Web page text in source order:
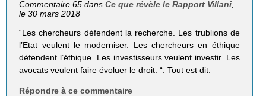
Commentaire 65 dansCe que révèle le Rapport Villani
le 30 mars 2018
“Les chercheurs défendent la recherche. Les trublions de
l’Etat veulent le moderniser. Les chercheurs en éthique
défendent l’éthique. Les investisseurs veulent investir. Les
avocats veulent faire évoluer le droit. “. Tout est dit.
Répondre à ce commentaire